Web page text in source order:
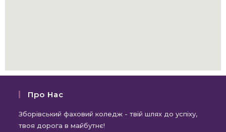
Про Нас
Зборівський фаховий коледж - твій шлях до успіху,
твоя дорога в майбутнє!